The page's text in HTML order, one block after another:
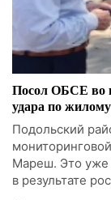
Посол ОБСЕ во
удара по
Подольский
Мареш. Это уже
в результате